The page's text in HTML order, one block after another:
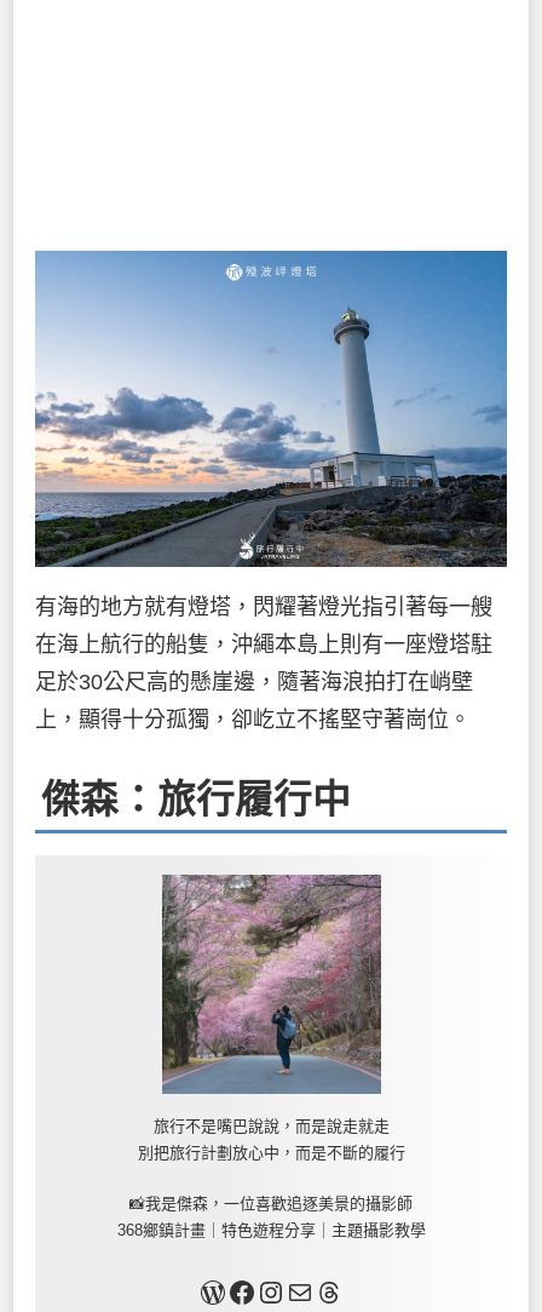
有海的地方就有燈塔，閃耀著燈光指引著每一艘
在海上航行的船隻，沖繩本島上則有一座燈塔駐
足於30公尺高的懸崖邊，隨著海浪拍打在峭壁
上，顯得十分孤獨，卻屹立不搖堅守著崗位。
傑森：旅行履行中
旅行不是嘴巴說說，而是說走就走
別把旅行計劃放心中，而是不斷的履行
📸我是傑森，一位喜歡追逐美景的攝影師
368鄉鎮計畫｜特色遊程分享｜主題攝影教學
關於我Facebook InstagramMail Threads